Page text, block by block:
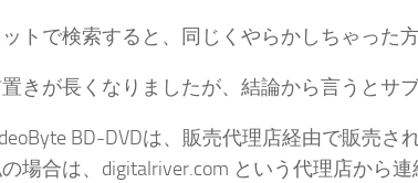
トで検索すると、同じくやらかしちゃった
きが長くなりましたが、結論から言うとサ
BD-DVDは、販売代理店経由で販売さ
場合は、digitalriver.com という代理店から連